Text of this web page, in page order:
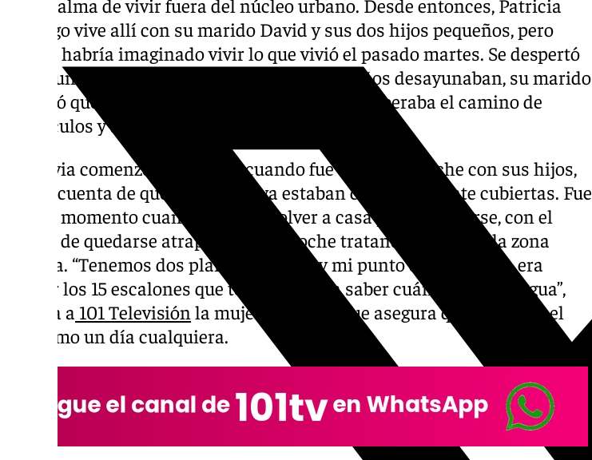
Hidalgo vive allí con su marido David y sus dos hijos pequeños, pero
nunca habría imaginado vivir lo que vivió el pasado martes. Se despertó
como un día cualquiera. Mientras sus pequeños desayunaban, su marido
le pidió que saliera con el coche mientra él le liberaba el camino de
obstáculos y así comenzó a preparar sus cosas.
La lluvia comenzó a apretar y cuando fue a coger el coche con sus hijos,
se dio cuenta de que las ruedas ya estaban completamente cubiertas. Fue
en ese momento cuando decidió volver a casa para refugiarse, con el
miedo de quedarse atrapados en el coche tratando de salir a la zona
urbana. “Tenemos dos plantas en casa y mi punto de referencia era
contar los 15 escalones que tenemos, para saber cuánto subía el agua”,
cuenta a 101 Televisión la mujer afectada, que asegura que comenzó el
día como un día cualquiera.